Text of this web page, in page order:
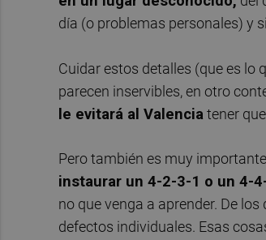
día (o problemas personales) y
Cuidar estos detalles (que es lo
parecen inservibles, en otro
le evitará al Valencia tener
Pero también es muy
instaurar un 4-2-3-1 o un 4-
no que venga a aprender. De
defectos individuales. Esas